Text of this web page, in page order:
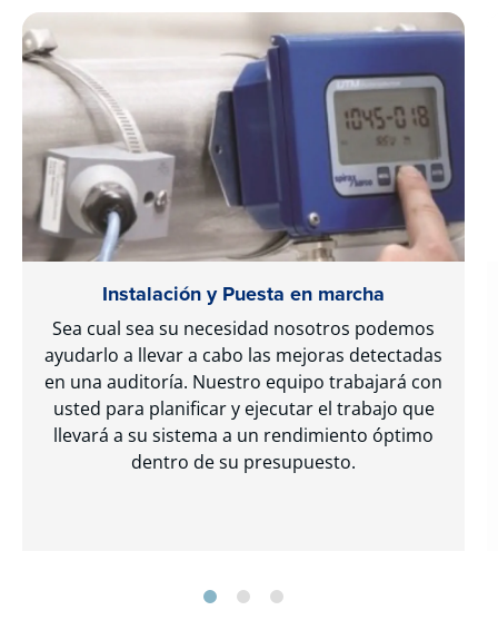
Instalación y Puesta en marcha
Sea cual sea su necesidad nosotros podemos
ayudarlo a llevar a cabo las mejoras detectadas
en una auditoría. Nuestro equipo trabajará con
usted para planificar y ejecutar el trabajo que
llevará a su sistema a un rendimiento óptimo
dentro de su presupuesto.